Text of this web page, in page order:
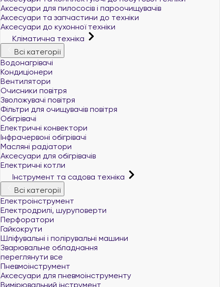
Аксесуари для пилососів і пароочищувачів
Аксесуари та запчастини до техніки
Аксесуари до кухонної техніки
Кліматична техніка
Всі категорії
Водонагрівачі
Кондиціонери
Вентилятори
Очисники повітря
Зволожувачі повітря
Фільтри для очищувачів повітря
Обігрівачі
Електричні конвектори
Інфрачервоні обігрівачі
Масляні радіатори
Аксесуари для обігрівачів
Електричні котли
Інструмент та садова техніка
Всі категорії
Електроінструмент
Електродрилі, шуруповерти
Перфоратори
Гайкокрути
Шліфувальні і полірувальні машини
Зварювальне обладнання
переглянути все
Пневмоінструмент
Аксесуари для пневмоінструменту
Вимірювальний інструмент